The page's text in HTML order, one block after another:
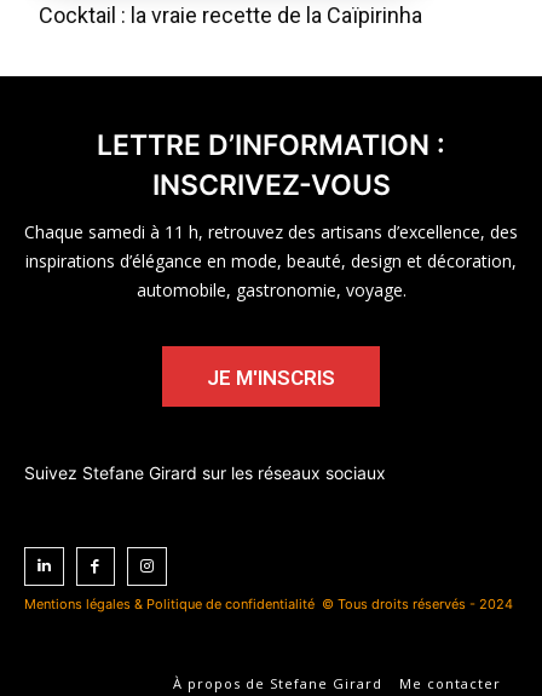
Cocktail : la vraie recette de la Caïpirinha
LETTRE D’INFORMATION :
INSCRIVEZ-VOUS
Chaque samedi à 11 h, retrouvez des artisans d’excellence, des
inspirations d’élégance en mode, beauté, design et décoration,
automobile, gastronomie, voyage.
JE M'INSCRIS
Suivez Stefane Girard sur les réseaux sociaux
Mentions légales & Politique de confidentialité © Tous droits réservés - 2024
À propos de Stefane Girard Me contacter